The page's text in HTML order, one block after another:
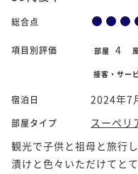
総合点
項目別評価 部屋 4
接客・サー
宿泊日 2024年7
部屋タイプ
スーペリ
観光で子供と祖母と旅行
漬けと色々いただけてと